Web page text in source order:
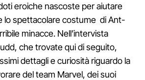
eroiche nascoste per aiutare
lo spettacolare costume di Ant-
minacce. Nell’intervista
che trovate qui di seguito,
dettagli e curiosità riguardo la
del team Marvel, dei suoi